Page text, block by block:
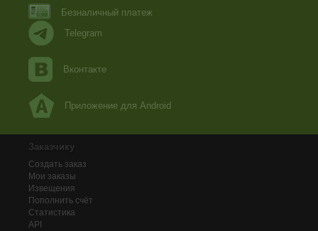
Безналичный платеж
Telegram
Вконтакте
Приложение для Android
Заказчику
Создать заказ
Мои заказы
Извещения
Пополнить счёт
Статистика
API